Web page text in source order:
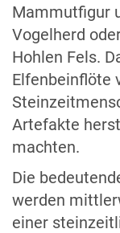
Mammutfigur
Vogelherd
Hohlen Fels.
Elfenbeinflöte
Artefakte
machten.
Die
werden
einer